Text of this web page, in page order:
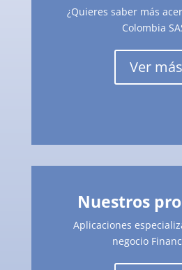
¿Quieres saber más
Colombia
Ver más
Nuestros
Aplicaciones
negocio